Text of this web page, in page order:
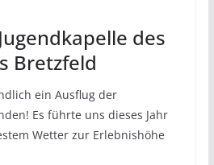
des
Bretzfeld
ein Ausflug der
Es führte uns dieses Jahr
Wetter zur Erlebnishöhe